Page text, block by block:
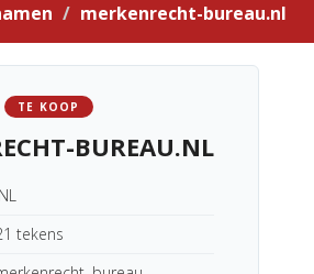
g
a
t
merkenrecht-bureau.nl
TE KOOP
BUREAU.NL
tekens